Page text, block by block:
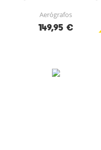
Aerógrafos
149,95 €